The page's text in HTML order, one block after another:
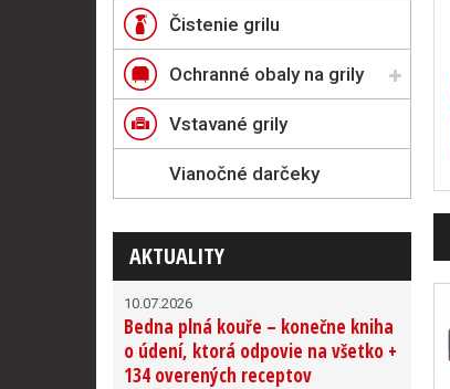
Čistenie grilu
Ochranné obaly na grily
Vstavané grily
Vianočné darčeky
AKTUALITY
10.07.2026
Bedna plná kouře – konečne kniha
o údení, ktorá odpovie na všetko +
134 overených receptov